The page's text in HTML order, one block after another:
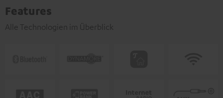
Features
Alle Technologien im Überblick